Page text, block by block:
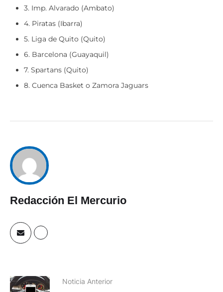
3. Imp. Alvarado (Ambato)
4. Piratas (Ibarra)
5. Liga de Quito (Quito)
6. Barcelona (Guayaquil)
7. Spartans (Quito)
8. Cuenca Basket o Zamora Jaguars
Redacción El Mercurio
Noticia Anterior